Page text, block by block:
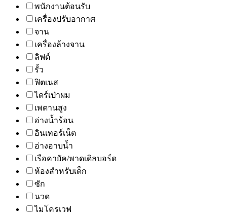
พนักงานต้อนรับ
เครื่องปรับอากาศ
จาน
เครื่องล้างจาน
ลิฟต์
รั้ว
ฟิตเนส
ไดร์เป่าผม
เพดานสูง
อ่างน้ำร้อน
อินเทอร์เน็ต
อ่างอาบน้ำ
เรือคายัค/พาดเดิลบอร์ด
ห้องสำหรับเด็ก
ซัก
นวด
ไมโครเวฟ